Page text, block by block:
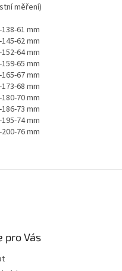
měření)
61 mm
62 mm
64 mm
65 mm
67 mm
68 mm
70 mm
73 mm
74 mm
76 mm
pro Vás